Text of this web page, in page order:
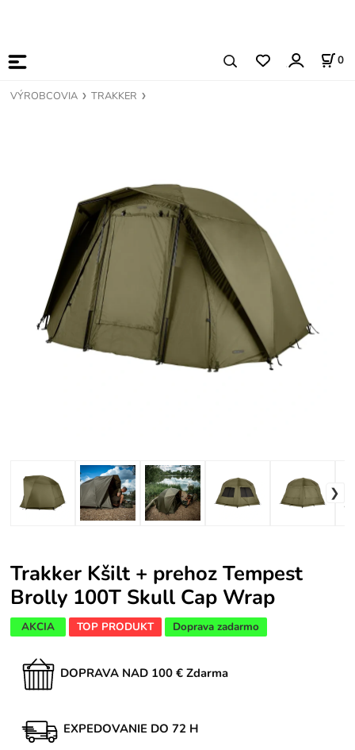
0
VÝROBCOVIA TRAKKER
Trakker Kšilt + prehoz Tempest
Brolly 100T Skull Cap Wrap
AKCIA TOP PRODUKT Doprava zadarmo
DOPRAVA NAD 100 € Zdarma
EXPEDOVANIE DO 72 H